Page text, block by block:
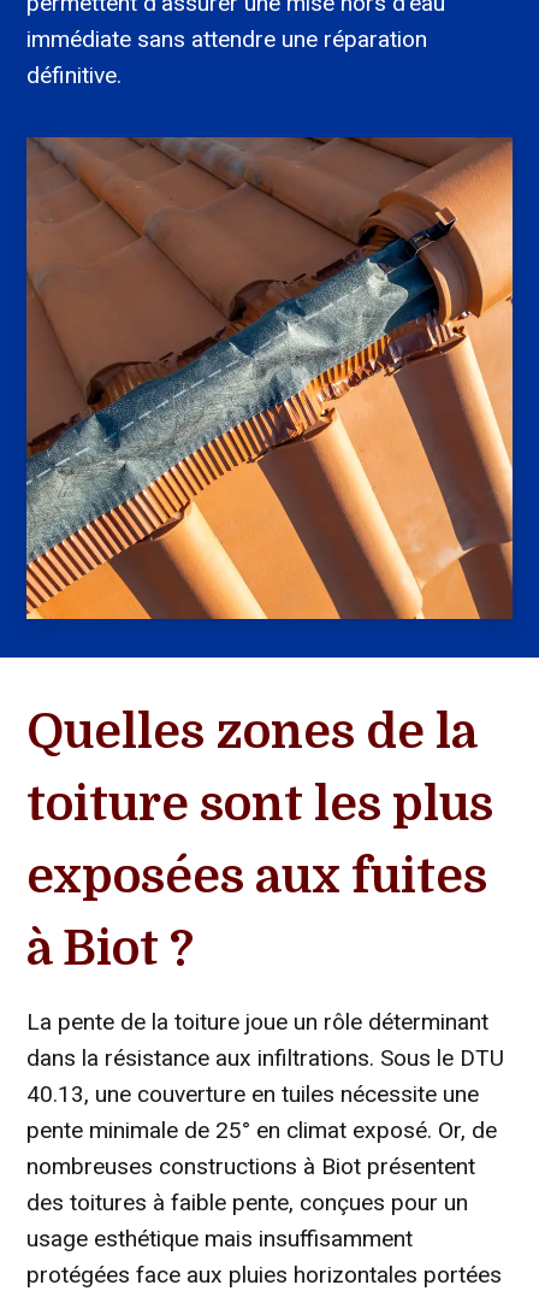
immédiate sans attendre une réparation
définitive.
Quelles zones de la
toiture sont les plus
exposées aux fuites
à Biot ?
La pente de la toiture joue un rôle déterminant
dans la résistance aux infiltrations. Sous le DTU
40.13, une couverture en tuiles nécessite une
pente minimale de 25° en climat exposé. Or, de
nombreuses constructions à Biot présentent
des toitures à faible pente, conçues pour un
usage esthétique mais insuffisamment
protégées face aux pluies horizontales portées